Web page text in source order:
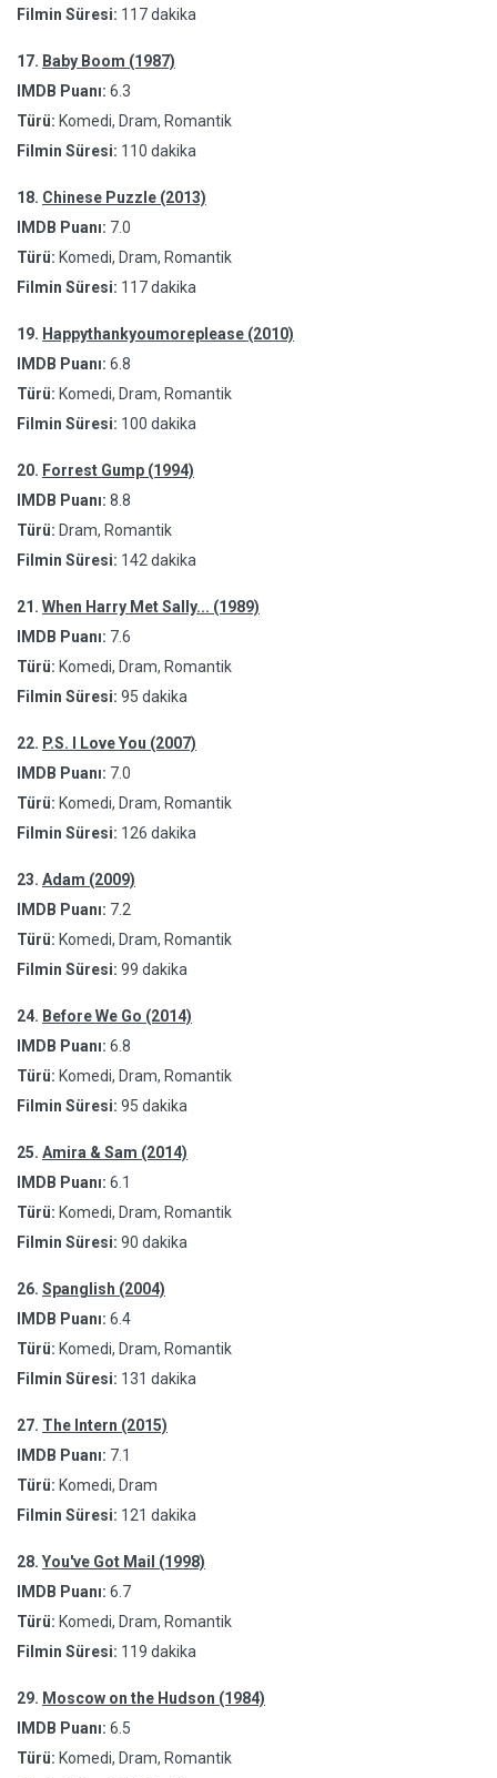
Filmin Süresi: 117 dakika
17. Baby Boom (1987)
IMDB Puanı: 6.3
Türü: Komedi, Dram, Romantik
Filmin Süresi: 110 dakika
18. Chinese Puzzle (2013)
IMDB Puanı: 7.0
Türü: Komedi, Dram, Romantik
Filmin Süresi: 117 dakika
19. Happythankyoumoreplease (2010)
IMDB Puanı: 6.8
Türü: Komedi, Dram, Romantik
Filmin Süresi: 100 dakika
20. Forrest Gump (1994)
IMDB Puanı: 8.8
Türü: Dram, Romantik
Filmin Süresi: 142 dakika
21. When Harry Met Sally... (1989)
IMDB Puanı: 7.6
Türü: Komedi, Dram, Romantik
Filmin Süresi: 95 dakika
22. P.S. I Love You (2007)
IMDB Puanı: 7.0
Türü: Komedi, Dram, Romantik
Filmin Süresi: 126 dakika
23. Adam (2009)
IMDB Puanı: 7.2
Türü: Komedi, Dram, Romantik
Filmin Süresi: 99 dakika
24. Before We Go (2014)
IMDB Puanı: 6.8
Türü: Komedi, Dram, Romantik
Filmin Süresi: 95 dakika
25. Amira & Sam (2014)
IMDB Puanı: 6.1
Türü: Komedi, Dram, Romantik
Filmin Süresi: 90 dakika
26. Spanglish (2004)
IMDB Puanı: 6.4
Türü: Komedi, Dram, Romantik
Filmin Süresi: 131 dakika
27. The Intern (2015)
IMDB Puanı: 7.1
Türü: Komedi, Dram
Filmin Süresi: 121 dakika
28. You've Got Mail (1998)
IMDB Puanı: 6.7
Türü: Komedi, Dram, Romantik
Filmin Süresi: 119 dakika
29. Moscow on the Hudson (1984)
IMDB Puanı: 6.5
Türü: Komedi, Dram, Romantik